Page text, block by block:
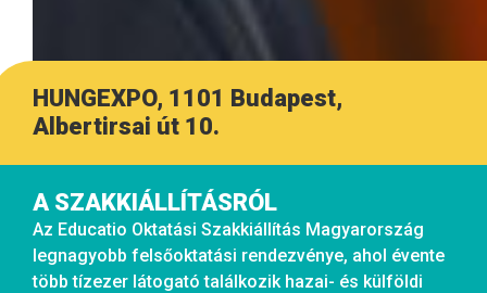
HUNGEXPO, 1101 Budapest,
Albertirsai út 10.
A SZAKKIÁLLÍTÁSRÓL
Az Educatio Oktatási Szakkiállítás Magyarország
legnagyobb felsőoktatási rendezvénye, ahol évente
több tízezer látogató találkozik hazai- és külföldi